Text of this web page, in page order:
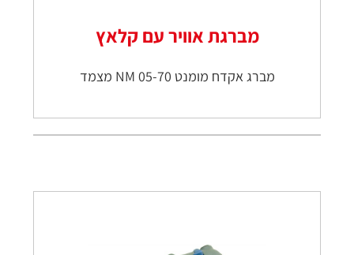
מברגת אוויר עם קלאץ
מברג אקדח מומנט NM 05-70 מצמד